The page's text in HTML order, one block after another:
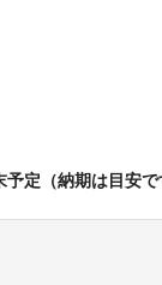
定（納期は目安で